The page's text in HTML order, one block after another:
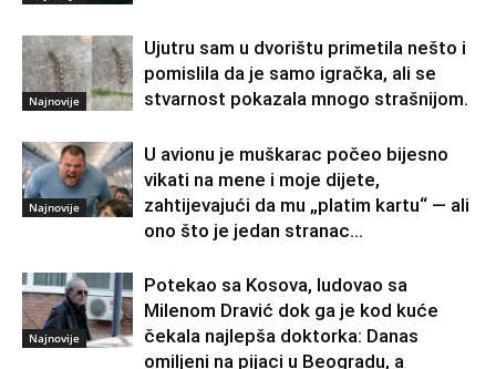
Najnovije
Ujutru sam u dvorištu primetila nešto i
pomislila da je samo igračka, ali se
stvarnost pokazala mnogo strašnijom.
Najnovije
U avionu je muškarac počeo bijesno
vikati na mene i moje dijete,
zahtijevajući da mu „platim kartu“ — ali
ono što je jedan stranac...
Najnovije
Potekao sa Kosova, ludovao sa
Milenom Dravić dok ga je kod kuće
čekala najlepša doktorka: Danas
omiljeni na pijaci u Beogradu, a